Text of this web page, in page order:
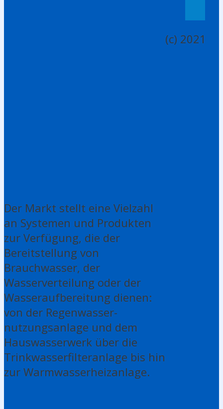
Der Markt stellt eine Vielzahl
an Systemen und Produkten
zur Verfügung, die der
Bereitstellung von
Brauchwasser, der
Wasserverteilung oder der
Wasser­aufbereitung dienen:
von der Regen­wasser­
nutzungs­anlage und dem
Haus­wasser­werk über die
Trink­wasser­filter­anlage bis hin
zur Warm­wasser­heiz­anlage.
(c) 2021